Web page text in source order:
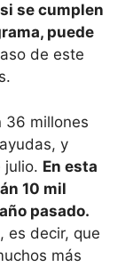
si se cumplen
puede
de este
36 millones
y
julio. En esta
10 mil
pasado.
es decir, que
más